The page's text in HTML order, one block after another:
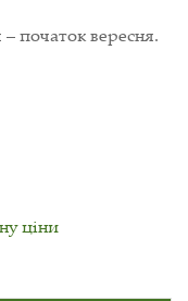
початок вересня.
ціни